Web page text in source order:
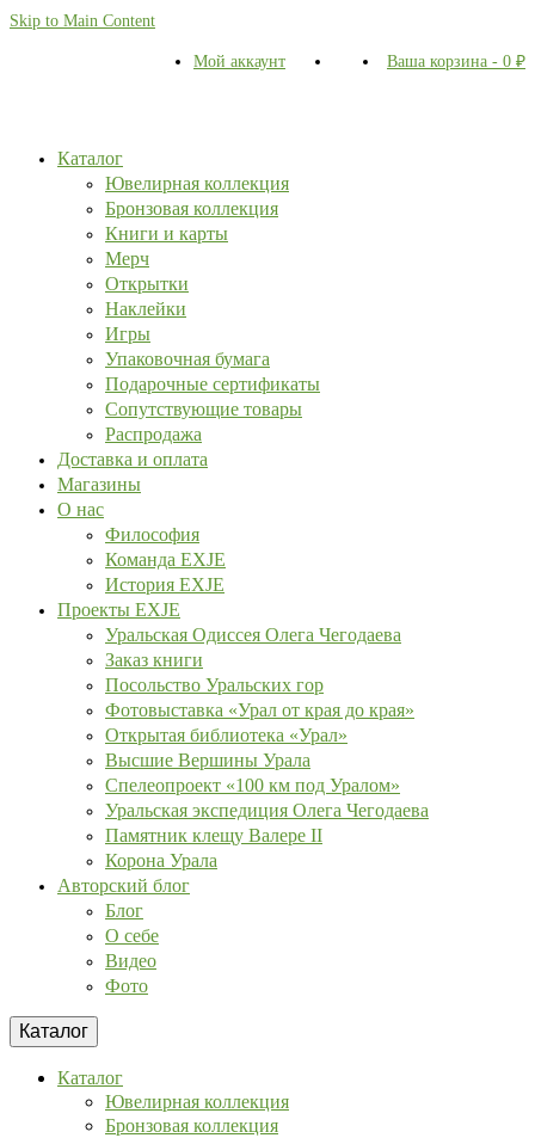
Skip to Main Content
Мой аккаунт Ваша корзина - 0 ₽
Каталог
Ювелирная коллекция
Бронзовая коллекция
Книги и карты
Мерч
Открытки
Наклейки
Игры
Упаковочная бумага
Подарочные сертификаты
Сопутствующие товары
Распродажа
Доставка и оплата
Магазины
О нас
Философия
Команда EXJE
История EXJE
Проекты EXJE
Уральская Одиссея Олега Чегодаева
Заказ книги
Посольство Уральских гор
Фотовыставка «Урал от края до края»
Открытая библиотека «Урал»
Высшие Вершины Урала
Спелеопроект «100 км под Уралом»
Уральская экспедиция Олега Чегодаева
Памятник клещу Валере II
Корона Урала
Авторский блог
Блог
О себе
Видео
Фото
Каталог
Каталог
Ювелирная коллекция
Бронзовая коллекция